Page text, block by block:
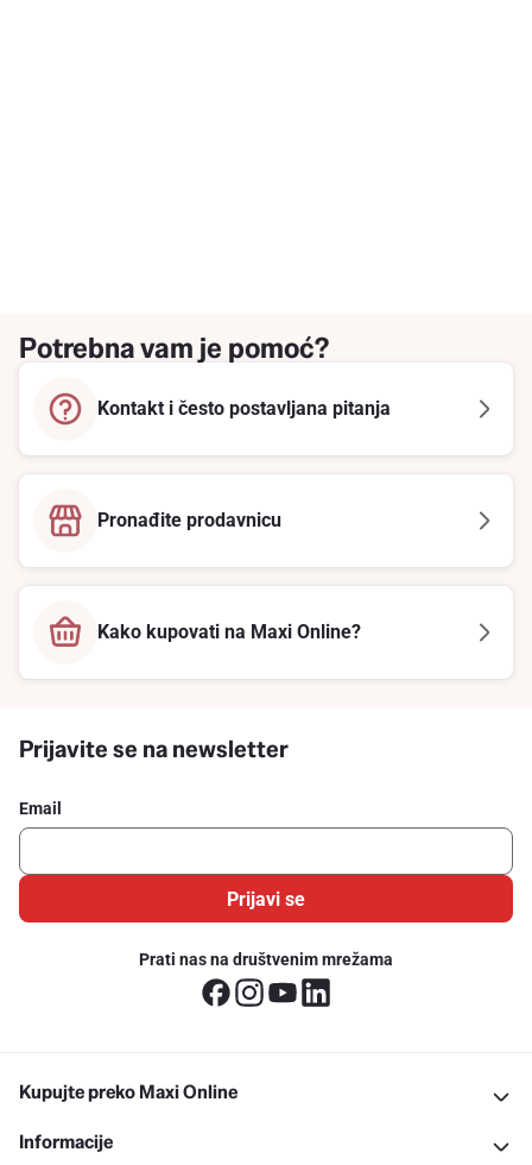
Potrebna vam je pomoć?
Kontakt i često postavljana pitanja
Pronađite prodavnicu
Kako kupovati na Maxi Online?
Prijavite se na newsletter
Email
Prijavi se
Prati nas na društvenim mrežama
Kupujte preko Maxi Online
Informacije